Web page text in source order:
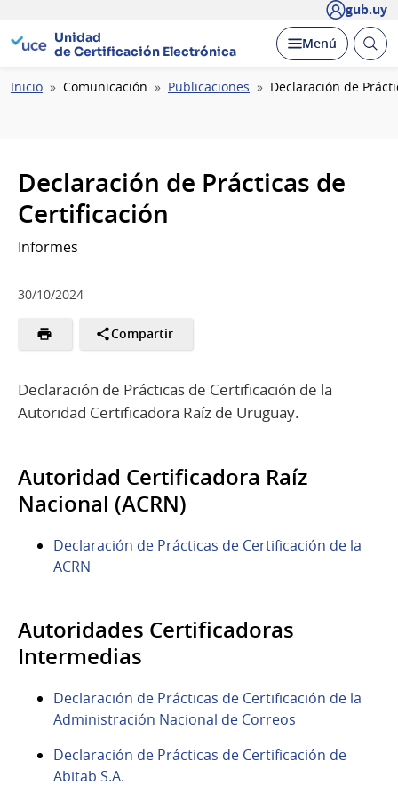
gub.uy
Unidad
de Certificación Electrónica
Desplegar
Menú Abrir
Ruta
Inicio Comunicación Publicaciones Declaración de
Declaración de Prácticas de
Certificación
Informes
30/10/2024
Compartir
Declaración de Prácticas de Certificación de la
Autoridad Certificadora Raíz de Uruguay.
Autoridad Certificadora Raíz
Nacional (ACRN)​
Declaración de Prácticas de Certificación de la
ACRN
Autoridades Certificadoras
Intermedias​
Declaración de Prácticas de Certificación de la
Administración Nacional de Correos
Declaración de Prácticas de Certificación de
Abitab S.A.